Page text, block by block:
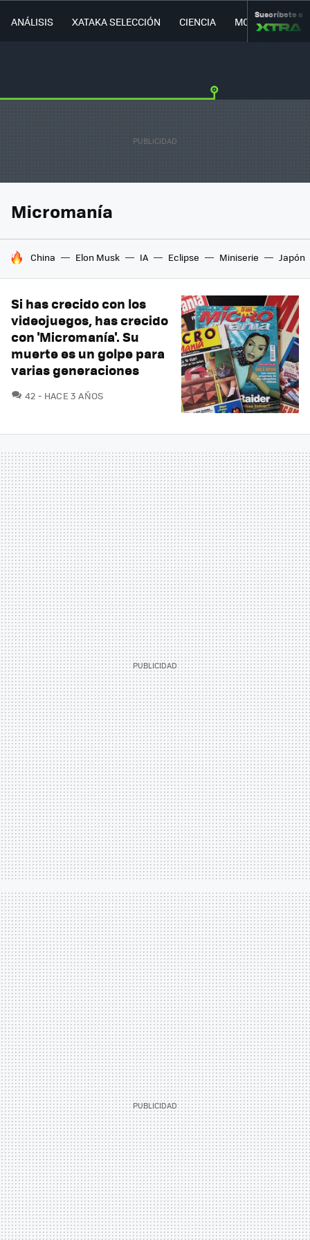
ANÁLISIS XATAKA SELECCIÓN CIENCIA MOVILIDAD
Suscríbete a
Micromanía
HOY SE HABLA DE
China Elon Musk IA Eclipse Miniserie Japón
Si has crecido con los
videojuegos, has crecido
con 'Micromanía'. Su
muerte es un golpe para
varias generaciones
42 COMENTARIOS
HACE 3 AÑOS